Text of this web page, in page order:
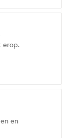
erop.
en